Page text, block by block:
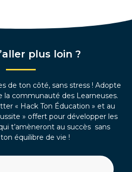
plus loin ?
de ton côté, sans stress ! Adopte
la communauté des Learneuses.
« Hack Ton Éducation » et au
» offert pour développer les
t’amèneront au succès sans
équilibre de vie !